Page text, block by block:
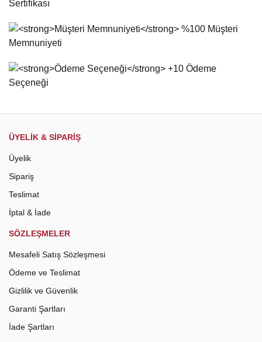
Ürün açıklamasında eksik bilgiler bulunuyor.
Ürün fiyatı diğer sitelerden daha pahalı.
ÜYELİK & SİPARİŞ
Üyelik
Sipariş
Teslimat
İptal & İade
SÖZLEŞMELER
Mesafeli Satış Sözleşmesi
Ödeme ve Teslimat
Gizlilik ve Güvenlik
Garanti Şartları
İade Şartları